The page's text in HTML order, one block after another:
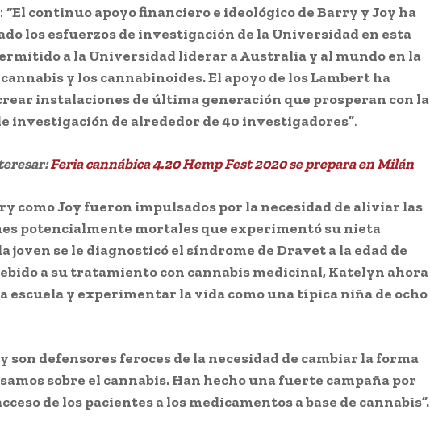
“El continuo apoyo financiero e ideológico de Barry y Joy ha
los esfuerzos de investigación de la Universidad en esta
a la Universidad liderar a Australia y al mundo en la
y los cannabinoides. El apoyo de los Lambert ha
instalaciones de última generación que prosperan con la
investigación de alrededor de 40 investigadores”.
Feria cannábica 4.20 Hemp Fest 2020 se prepara en Milán
como Joy fueron impulsados ​​por la necesidad de aliviar las
potencialmente mortales que experimentó su nieta
joven se le diagnosticó el síndrome de Dravet a la edad de
a su tratamiento con cannabis medicinal, Katelyn ahora
escuela y experimentar la vida como una típica niña de ocho
son defensores feroces de la necesidad de cambiar la forma
sobre el cannabis. Han hecho una fuerte campaña por
de los pacientes a los medicamentos a base de cannabis”.